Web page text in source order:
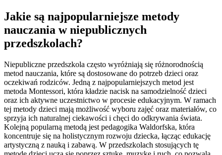
Jakie są najpopularniejsze metody
nauczania w niepublicznych
przedszkolach?
Niepubliczne przedszkola często wyróżniają się różnorodnością
metod nauczania, które są dostosowane do potrzeb dzieci oraz
oczekiwań rodziców. Jedną z najpopularniejszych metod jest
metoda Montessori, która kładzie nacisk na samodzielność dzieci
oraz ich aktywne uczestnictwo w procesie edukacyjnym. W ramach
tej metody dzieci mają możliwość wyboru zajęć oraz materiałów, co
sprzyja ich naturalnej ciekawości i chęci do odkrywania świata.
Kolejną popularną metodą jest pedagogika Waldorfska, która
koncentruje się na holistycznym rozwoju dziecka, łącząc edukację
artystyczną z nauką i zabawą. W przedszkolach stosujących tę